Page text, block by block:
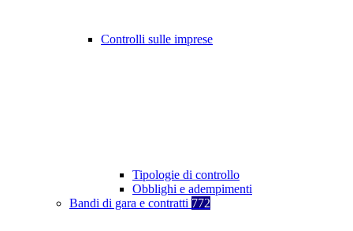
Controlli sulle imprese
Tipologie di controllo
Obblighi e adempimenti
Bandi di gara e contratti 772